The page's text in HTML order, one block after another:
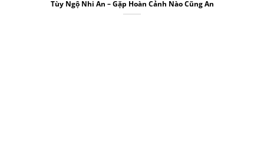
Tùy Ngộ Nhi An – Gặp Hoàn Cảnh Nào Cũng An